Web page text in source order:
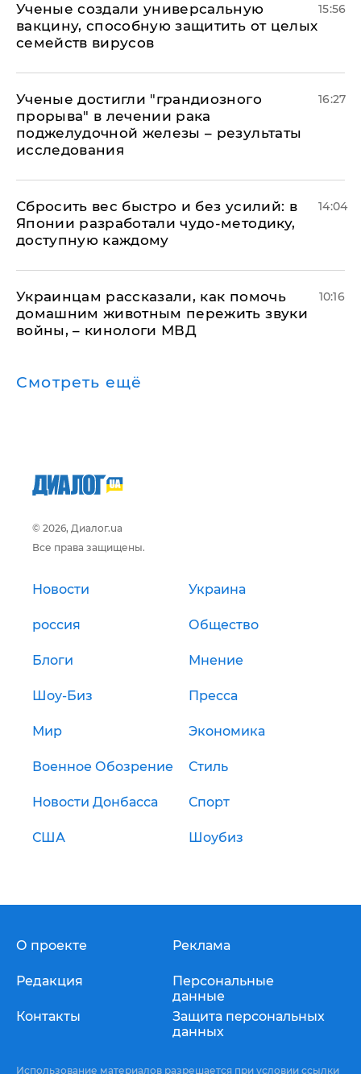
Ученые создали универсальную
вакцину, способную защитить от целых
семейств вирусов
15:56
Ученые достигли "грандиозного
прорыва" в лечении рака
поджелудочной железы – результаты
исследования
16:27
Сбросить вес быстро и без усилий: в
Японии разработали чудо-методику,
доступную каждому
14:04
Украинцам рассказали, как помочь
домашним животным пережить звуки
войны, – кинологи МВД
10:16
Смотреть ещё
© 2026, Диалог.ua
Все права защищены.
Новости Украина
россия Общество
Блоги Мнение
Шоу-Биз Пресса
Мир Экономика
Военное Обозрение Стиль
Новости Донбасса Спорт
США Шоубиз
О проекте
Редакция
Контакты
Реклама
Персональные
данные
Защита персональных
данных
Использование материалов разрешается при условии ссылки